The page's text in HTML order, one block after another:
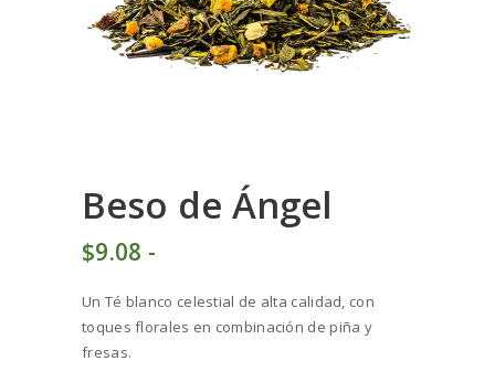
Beso de Ángel
$9 08 -
precios:
desde
Un Té blanco celestial de alta calidad, con
toques florales en combinación de piña y
fresas.